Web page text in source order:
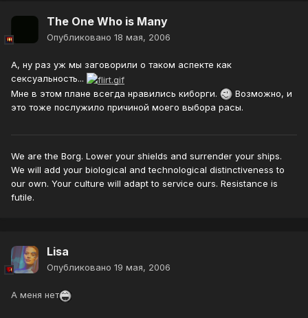
The One Who is Many
Опубликовано 18 мая, 2006
А, ну раз уж мы заговорили о таком аспекте как
сексуальность...
Мне в этом плане всегда нравились киборги.
Возможно, и
это тоже послужило причиной моего выбора расы.
We are the Borg. Lower your shields and surrender your ships.
We will add your biological and technological distinctiveness to
our own. Your culture will adapt to service ours. Resistance is
futile.
Lisa
Опубликовано 19 мая, 2006
А меня нет